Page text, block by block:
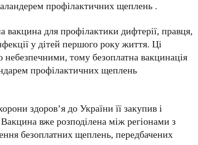
профілактичних щеплень .
для профілактики дифтерії, правця,
у дітей першого року життя. Ці
тому безоплатна вакцинація
профілактичних щеплень
здоров’я до України її закупив і
вже розподілена між регіонами з
безоплатних щеплень, передбачених